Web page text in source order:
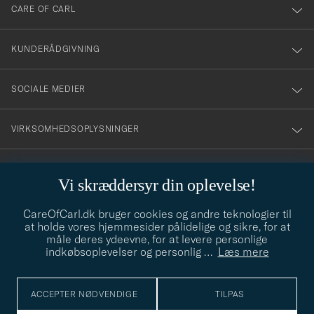
Vi skræddersyr din oplevelse!
CareOfCarl.dk bruger cookies og andre teknologier til
at holde vores hjemmesider pålidelige og sikre, for at
måle deres ydeevne, for at levere personlige
indkøbsoplevelser og personlig … Læs mere
ACCEPTER NØDVENDIGE TILPAS
till
vårt
nyhetsbrev!
CARE OF CARL
KUNDERÅDGIVNING
SOCIALE MEDIER
VIRKSOMHEDSOPLYSNINGER
info@careofcarl.dk
Behøver du hjælp til at finde din stil? Lad os hjælpe dig, vi hjælper
gerne til!
STILRÅD